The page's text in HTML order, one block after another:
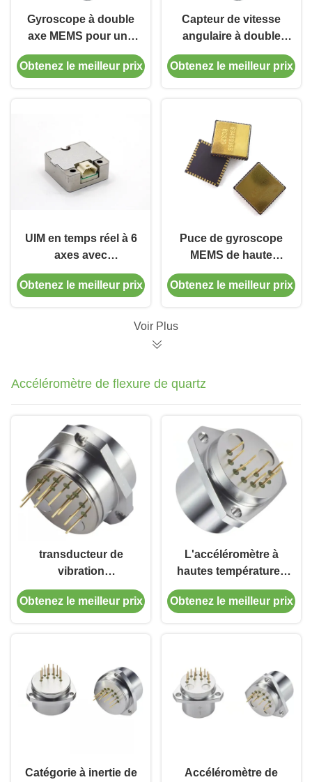
Gyroscope à double
axe MEMS pour une
mesure précise de la
vitesse angulaire
Obtenez le meilleur prix
Capteur de vitesse
angulaire à double
axe MEMS pour la
navigation et la
Obtenez le meilleur prix
UIM en temps réel à 6
axes avec
compensation
complète des erreurs
Obtenez le meilleur prix
Puce de gyroscope
MEMS de haute
précision avec
instabilité de biais de
Obtenez le meilleur prix
Voir Plus
Accéléromètre de flexure de quartz
transducteur de
vibration
d'accéléromètre de
flexure de quartz de la
Obtenez le meilleur prix
L'accéléromètre à
hautes températures
50g de quartz
s'étendent
Obtenez le meilleur prix
Catégorie à inertie de
Accéléromètre de